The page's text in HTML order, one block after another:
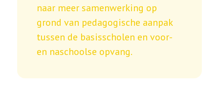
naar meer samenwerking op
grond van pedagogische aanpak
tussen de basisscholen en voor-
en naschoolse opvang.